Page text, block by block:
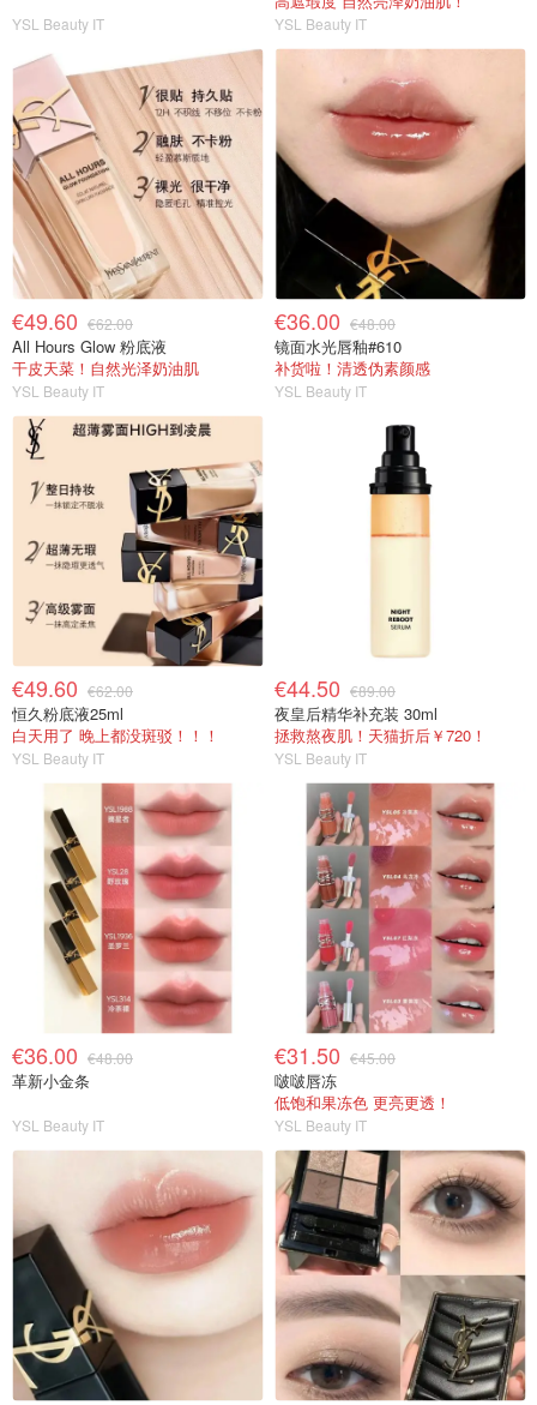
YSL Beauty IT YSL Beauty IT
€49.60 €62.00
All Hours Glow 粉底液
干皮天菜！自然光泽奶油肌
YSL Beauty IT
€36.00 €48.00
镜面水光唇釉#610
补货啦！清透伪素颜感
YSL Beauty IT
€49.60 €62.00
恒久粉底液25ml
白天用了 晚上都没斑驳！！！
YSL Beauty IT
€44.50 €89.00
夜皇后精华补充装 30ml
拯救熬夜肌！天猫折后￥720！
YSL Beauty IT
€36.00 €48.00
革新小金条
YSL Beauty IT
€31.50 €45.00
啵啵唇冻
低饱和果冻色 更亮更透！
YSL Beauty IT